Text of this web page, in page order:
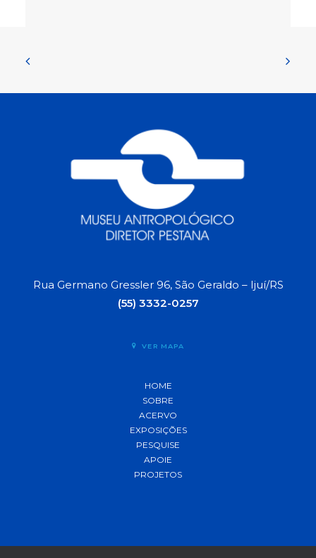
Rua Germano Gressler 96, São Geraldo – Ijuí/RS
(55) 3332-0257
VER MAPA
HOME
SOBRE
ACERVO
EXPOSIÇÕES
PESQUISE
APOIE
PROJETOS